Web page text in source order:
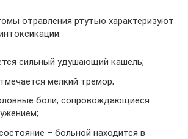
отравления ртутью характеризуют
сильный удушающий кашель;
мелкий тремор;
боли, сопровождающиеся
– больной находится в